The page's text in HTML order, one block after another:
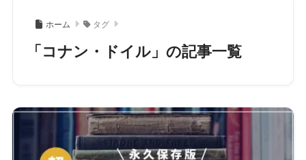
ホーム タグ
「コナン・ドイル」の記事一覧